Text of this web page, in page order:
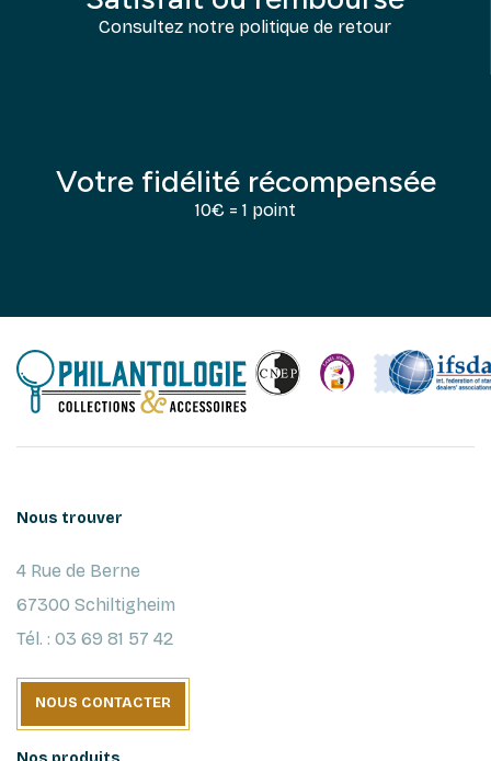
Consultez notre politique de retour
Votre fidélité récompensée
10€ = 1 point
Nous trouver
4 Rue de Berne
67300 Schiltigheim
Tél. : 03 69 81 57 42
NOUS CONTACTER